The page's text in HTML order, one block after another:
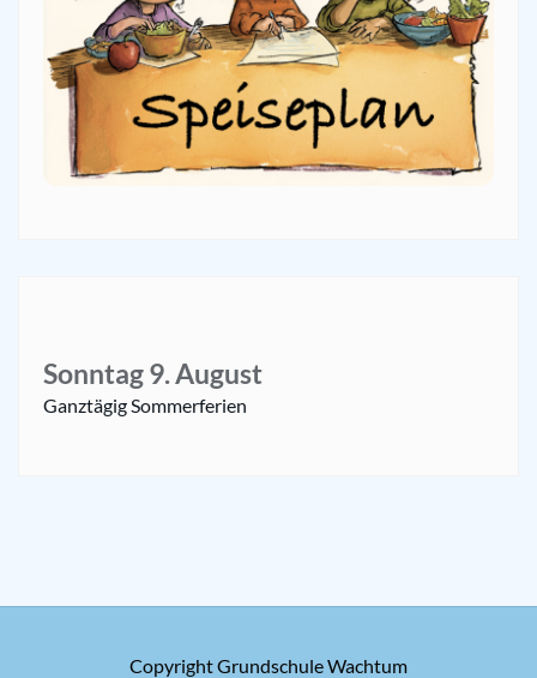
Sonntag9.August
GanztägigSommerferien
Copyright Grundschule Wachtum